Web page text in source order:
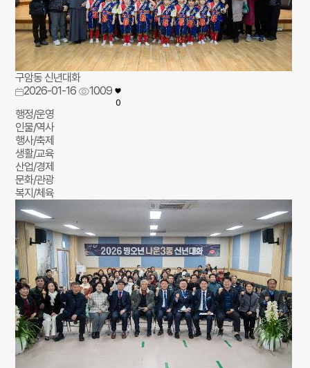
구암동 신년대화
2026-01-16
1009
0
행정/운영
인물/역사
행사/축제
생활/교육
산업/경제
문화/관광
복지/체육